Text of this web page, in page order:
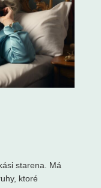
starena. Má
ktoré